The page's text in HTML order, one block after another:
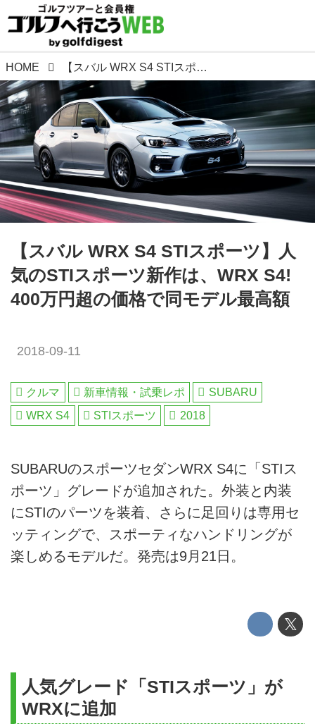
HOME 【スバル WRX S4 STIスポーツ】人気のSTIスポーツ新作は、WRX S4! 400万円超の価格で同モデル最高額
【スバル WRX S4 STIスポーツ】人
気のSTIスポーツ新作は、WRX S4!
400万円超の価格で同モデル最高額
2018-09-11
クルマ 新車情報・試乗レポ
SUBARU
WRX S4
STIスポーツ 2018
SUBARUのスポーツセダンWRX S4に「STIス
ポーツ」グレードが追加された。外装と内装
にSTIのパーツを装着、さらに足回りは専用セ
ッティングで、スポーティなハンドリングが
楽しめるモデルだ。発売は9月21日。
人気グレード「STIスポーツ」が
WRXに追加